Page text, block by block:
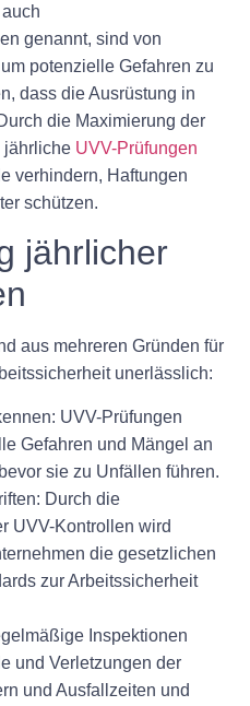
genannt, sind von
potenzielle Gefahren zu
dass die Ausrüstung in
die Maximierung der
jährliche UVV-Prüfungen
verhindern, Haftungen
schützen.
jährlicher
aus mehreren Gründen für
unerlässlich:
UVV-Prüfungen
Gefahren und Mängel an
sie zu Unfällen führen.
Durch die
UVV-Kontrollen wird
die gesetzlichen
zur Arbeitssicherheit
Inspektionen
und Verletzungen der
und Ausfallzeiten und